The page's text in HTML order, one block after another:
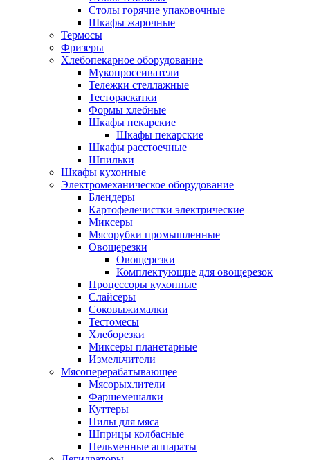
Столы горячие упаковочные
Шкафы жарочные
Термосы
Фризеры
Хлебопекарное оборудование
Мукопросеиватели
Тележки стеллажные
Тестораскатки
Формы хлебные
Шкафы пекарские
Шкафы пекарские
Шкафы расстоечные
Шпильки
Шкафы кухонные
Электромеханическое оборудование
Блендеры
Картофелечистки электрические
Миксеры
Мясорубки промышленные
Овощерезки
Овощерезки
Комплектующие для овощерезок
Процессоры кухонные
Слайсеры
Соковыжималки
Тестомесы
Хлеборезки
Миксеры планетарные
Измельчители
Мясоперерабатывающее
Мясорыхлители
Фаршемешалки
Куттеры
Пилы для мяса
Шприцы колбасные
Пельменные аппараты